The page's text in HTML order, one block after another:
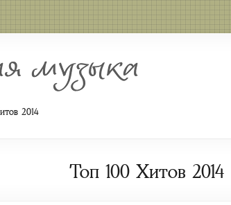
2014
Топ 100 Хитов 2014